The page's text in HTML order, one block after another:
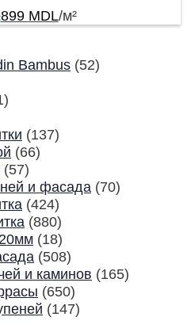
899 MDL/м²
Bambus (52)
(137)
(66)
(57)
и фасада (70)
(424)
(880)
(18)
(508)
и каминов (165)
(650)
(147)